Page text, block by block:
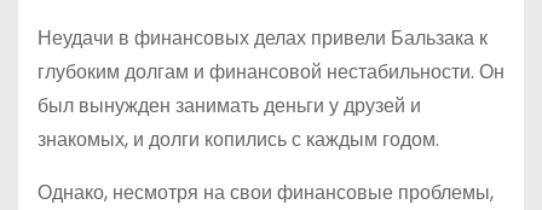
Неудачи в финансовых делах привели Бальзака к
глубоким долгам и финансовой нестабильности. Он
был вынужден занимать деньги у друзей и
знакомых, и долги копились с каждым годом.
Однако, несмотря на свои финансовые проблемы,